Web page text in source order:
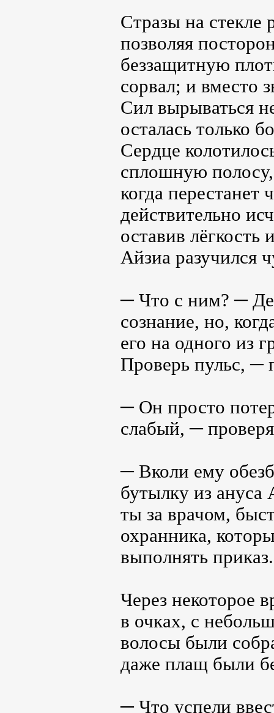
Стразы на стекле
позволяя
беззащитную
сорвал; и вместо
Сил вырываться
осталась только
Сердце
сплошную
когда перестанет
действительно
оставив
Айзиа разучился
─ Что с ним? ─
сознание, но,
его на одного из
Проверь пульс, ─
─ Он просто
слабый, ─
─ Вколи ему
бутылку из
ты за врачом,
охранника,
выполнять приказ.
Через некоторое
в очках, с
волосы были
даже плащ были
─ Что успели